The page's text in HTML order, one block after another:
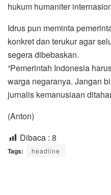
hukum humaniter
Idrus pun meminta
konkret dan terukur agar
segera dibebaskan.
“Pemerintah Indonesia
warga negaranya. Jangan
jurnalis kemanusiaan
(Anton)
Dibaca : 8
Tags: headline